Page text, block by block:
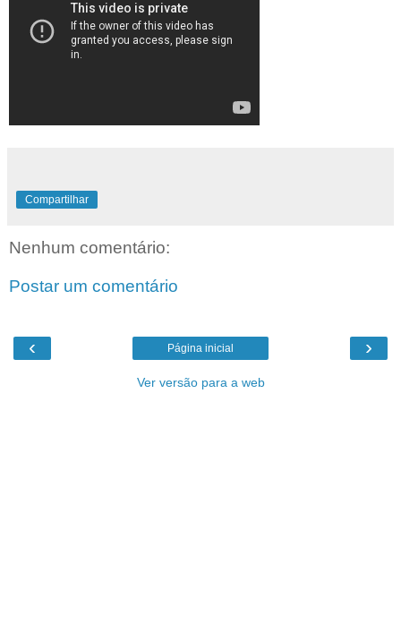
Compartilhar
Nenhum comentário:
Postar um comentário
‹ ›
Página inicial
Ver versão para a web